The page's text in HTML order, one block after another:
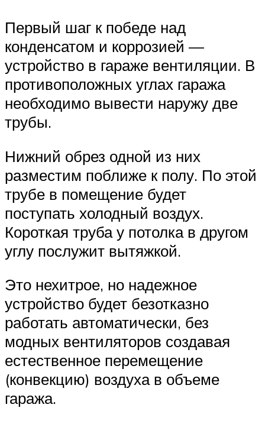
Первый шаг к победе над
конденсатом и коррозией —
устройство в гараже вентиляции. В
противоположных углах гаража
необходимо вывести наружу две
трубы.
Нижний обрез одной из них
разместим поближе к полу. По этой
трубе в помещение будет
поступать холодный воздух.
Короткая труба у потолка в другом
углу послужит вытяжкой.
Это нехитрое, но надежное
устройство будет безотказно
работать автоматически, без
модных вентиляторов создавая
естественное перемещение
(конвекцию) воздуха в объеме
гаража.